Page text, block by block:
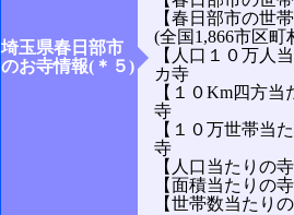
埼玉県春日部市
のお寺情報(＊５)
【春日部市の世
(全国1,866市区町
【人口１０万人
カ寺
【１０Km四方
寺
【１０万世帯当
寺
【人口当たりの
【面積当たりの
【世帯数当たり